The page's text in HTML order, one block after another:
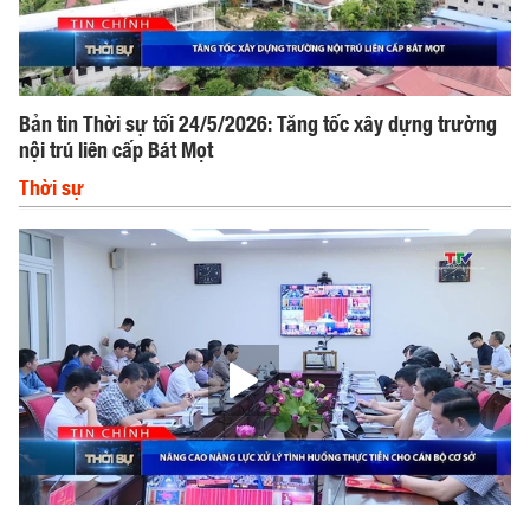
Bản tin Thời sự tối 24/5/2026: Tăng tốc xây dựng trường
nội trú liên cấp Bát Mọt
Thời sự